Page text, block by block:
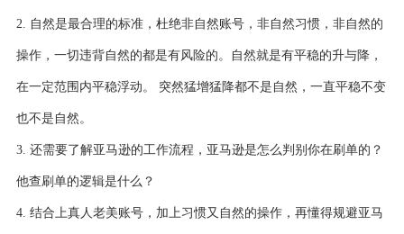
2. 自然是最合理的标准，杜绝非自然账号，非自然习惯，非自然的
操作，一切违背自然的都是有风险的。自然就是有平稳的升与降，
在一定范围内平稳浮动。 突然猛增猛降都不是自然，一直平稳不变
也不是自然。
3. 还需要了解亚马逊的工作流程，亚马逊是怎么判别你在刷单的？
他查刷单的逻辑是什么？
4. 结合上真人老美账号，加上习惯又自然的操作，再懂得规避亚马